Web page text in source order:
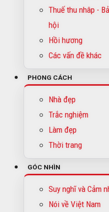
Thuế thu nhâp -
hội
Hồi hương
Các vấn đề khác
PHONG CÁCH
Nhà đẹp
Trắc nghiệm
Làm đẹp
Thời trang
GÓC NHÌN
Suy nghĩ và Cảm
Nói về Việt Nam